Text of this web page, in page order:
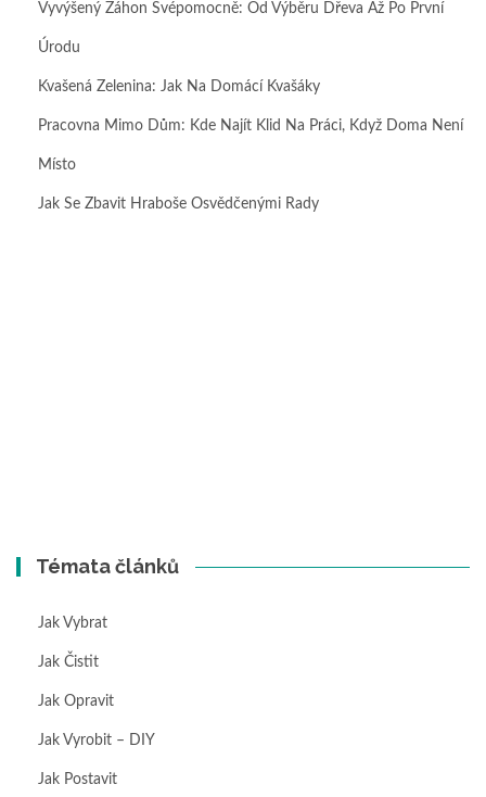
Vyvýšený Záhon Svépomocně: Od Výběru Dřeva Až Po První
Úrodu
Kvašená Zelenina: Jak Na Domácí Kvašáky
Pracovna Mimo Dům: Kde Najít Klid Na Práci, Když Doma Není
Místo
Jak Se Zbavit Hraboše Osvědčenými Rady
Témata článků
Jak Vybrat
Jak Čistit
Jak Opravit
Jak Vyrobit – DIY
Jak Postavit